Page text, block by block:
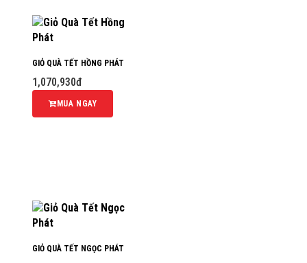
GIỎ QUÀ TẾT HỒNG PHÁT
1,070,930đ
MUA NGAY
GIỎ QUÀ TẾT NGỌC PHÁT